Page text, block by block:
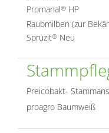
Promanal®HP
Raubmilben (zur
Spruzit®Neu
Preicobakt-
proagro Baumweiß